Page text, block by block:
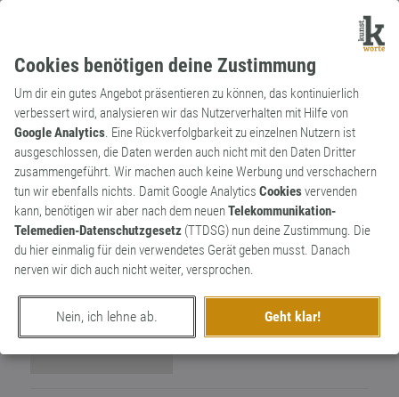
Cookies benötigen deine Zustimmung
Um dir ein gutes Angebot präsentieren zu können, das kontinuierlich
verbessert wird, analysieren wir das Nutzerverhalten mit Hilfe von
Google Analytics. Eine Rückverfolgbarkeit zu einzelnen Nutzern ist
ausgeschlossen, die Daten werden auch nicht mit den Daten Dritter
zusammengeführt. Wir machen auch keine Werbung und verschachern
tun wir ebenfalls nichts. Damit Google Analytics Cookiesvervenden
kann, benötigen wir aber nach dem neuenTelekommunikation-
Telemedien-Datenschutzgesetz (TTDSG) nun deine Zustimmung. Die
du hier einmalig für dein verwendetes Gerät geben musst. Danach
nerven wir dich auch nicht weiter, versprochen.
Nein, ich lehne ab. Geht klar!
Wortkünstler
Kantarus
6
3